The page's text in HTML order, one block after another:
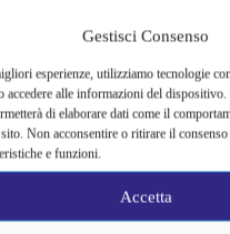
Gestisci Consenso
esperienze, utilizziamo tecnologie
accedere alle informazioni del dispositivo.
di elaborare dati come il
Non acconsentire o ritirare il
e funzioni.
Accetta
ARCONATI
UNA SERATA
IMMERSI IN
è la nostra piccola Versailles
e inimitabile alle porte di Milano,
tempo, organizza, grazie alla
straordinari. Uno di questi è sicuramente